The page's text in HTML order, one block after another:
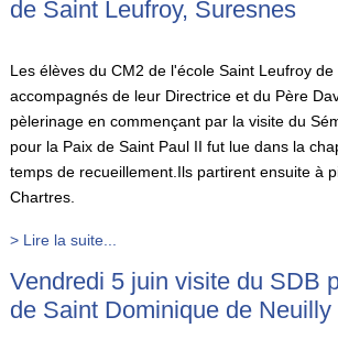
de Saint Leufroy, Suresnes
Les élèves du CM2 de l'école Saint Leufroy de
accompagnés de leur Directrice et du Père
pèlerinage en commençant par la visite du
pour la Paix de Saint Paul II fut lue dans la
temps de recueillement.Ils partirent ensuite à
Chartres.
> Lire la suite...
Vendredi 5 juin visite du SDB
de Saint Dominique de Neuilly